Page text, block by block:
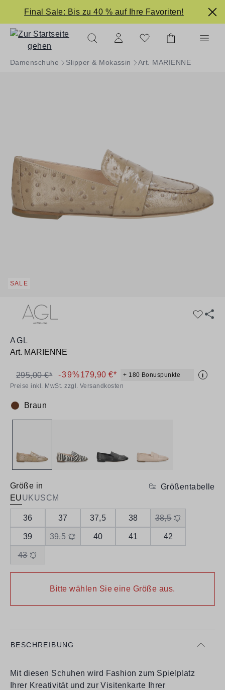
springen
Final Sale: Bis zu 40 % auf Ihre Favoriten!
Damenschuhe Slipper & Mokassin Art. MARIENNE
SALE
AGL
Art. MARIENNE
179,90 €* + 180 Bonuspunkte i
295,00 €* -39%
Preise inkl. MwSt. zzgl. Versandkosten
Farbe:
Braun
Größe in
EUUKUSCM
Größentabelle
36 37 37,5 38 38,5
39 39,5 40 41 42
43
Bitte wählen Sie eine Größe aus.
BESCHREIBUNG
Mit diesen Schuhen wird Fashion zum Spielplatz
Ihrer Kreativität und zur Visitenkarte Ihrer